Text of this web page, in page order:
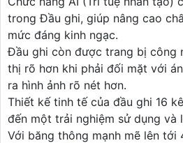
trong Đầu ghi, giúp nâng cao
mức đáng kinh ngạc.
Đầu ghi còn được trang bị công
thị rõ hơn khi phải đối mặt với
ra hình ảnh rõ nét hơn.
Thiết kế tinh tế của đầu ghi 16
đến một trải nghiệm sử dụng và
Với băng thông mạnh mẽ lên tới